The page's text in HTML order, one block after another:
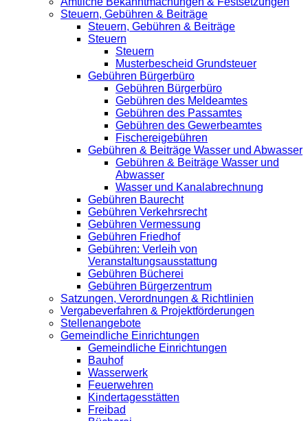
Steuern, Gebühren & Beiträge
Steuern, Gebühren & Beiträge
Steuern
Steuern
Musterbescheid Grundsteuer
Gebühren Bürgerbüro
Gebühren Bürgerbüro
Gebühren des Meldeamtes
Gebühren des Passamtes
Gebühren des Gewerbeamtes
Fischereigebühren
Gebühren & Beiträge Wasser und Abwasser
Gebühren & Beiträge Wasser und
Abwasser
Wasser und Kanalabrechnung
Gebühren Baurecht
Gebühren Verkehrsrecht
Gebühren Vermessung
Gebühren Friedhof
Gebühren: Verleih von
Veranstaltungsausstattung
Gebühren Bücherei
Gebühren Bürgerzentrum
Satzungen, Verordnungen & Richtlinien
Vergabeverfahren & Projektförderungen
Stellenangebote
Gemeindliche Einrichtungen
Gemeindliche Einrichtungen
Bauhof
Wasserwerk
Feuerwehren
Kindertagesstätten
Freibad